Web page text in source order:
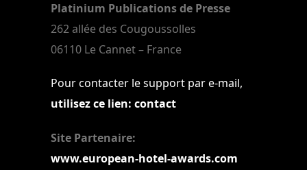
Platinium Publications de Presse
262 allée des Cougoussolles
06110 Le Cannet – France
Pour contacter le support par e-mail,
utilisez ce lien: contact
Site Partenaire:
www.european-hotel-awards.com